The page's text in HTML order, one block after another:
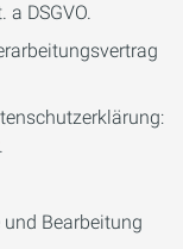
DSGVO.
.
Bearbeitung